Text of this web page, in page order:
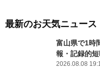
最新のお天気ニュース
富山県で1時
報・記録的
2026.08.08